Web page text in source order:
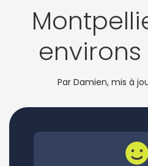
Par Damien, mis à